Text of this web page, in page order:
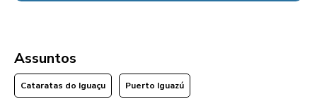
Assuntos
Cataratas do Iguaçu Puerto Iguazú